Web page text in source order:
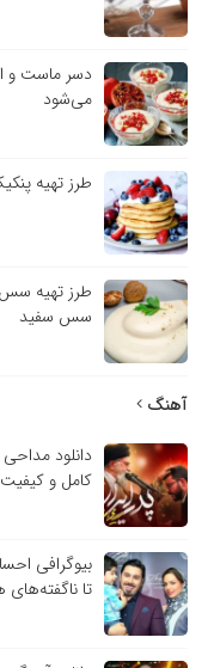
می‌شود
طرز تهیه
طرز تهیه سس
سس سفید
آهنگ
دانلود
کامل و
بیوگرافی
تا